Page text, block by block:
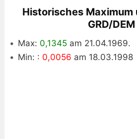
Historisches Maximum
GRD/DEM
Max: 0,1345am 21.04.1969.
Min: : 0,0056 am 18.03.1998